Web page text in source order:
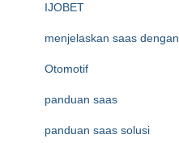
IJOBET
menjelaskan saas dengan
Otomotif
panduan saas
panduan saas solusi